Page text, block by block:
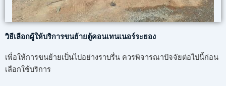
วิธีเลือกผู้ให้บริการขนย้ายตู้คอนเทนเนอร์ระยอง
เพื่อให้การขนย้ายเป็นไปอย่างราบรื่น ควรพิจารณาปัจจัยต่อไปนี้ก่อน
เลือกใช้บริการ